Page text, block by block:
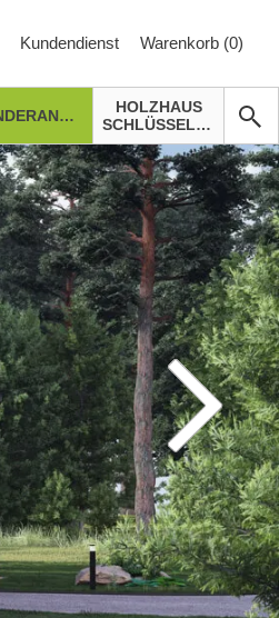
Kundendienst Warenkorb (0)
SONDERANGEBOTE
HOLZHAUS
SCHLÜSSELFERTIG